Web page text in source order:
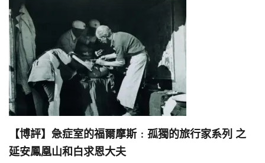
【博評】急症室的福爾摩斯﹕孤獨的旅行家系列 之
延安鳳凰山和白求恩大夫